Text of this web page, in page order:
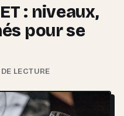
: niveaux,
pour se
LECTURE